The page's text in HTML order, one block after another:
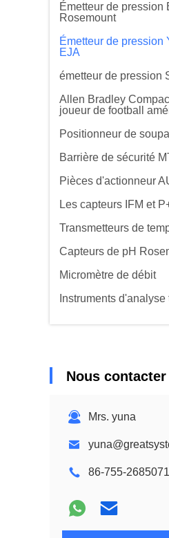
Émetteur de pression
Rosemount
Émetteur de pression
EJA
émetteur de pression
Allen Bradley
joueur de football
Positionneur de
Barrière de sécurité
Pièces d'actionneur
Les capteurs IFM et
Transmetteurs de
Capteurs de pH
Micromètre de débit
Instruments
Nous contacter
Mrs. yuna
86-755-